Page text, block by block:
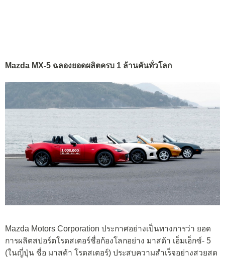
Mazda MX-5 ฉลองยอดผลิตครบ 1 ล้านคันทั่วโลก
Mazda Motors Corporation ประกาศอย่างเป็นทางการว่า ยอด
การผลิตสปอร์ตโรดสเตอร์ชื่อก้องโลกอย่าง มาสด้า เอ็มเอ็กซ์- 5
(ในญี่ปุ่น ชื่อ มาสด้า โรดสเตอร์) ประสบความสำเร็จอย่างสวยสด